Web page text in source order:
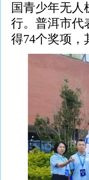
国青少年无
行。普洱市代
得74个奖项，